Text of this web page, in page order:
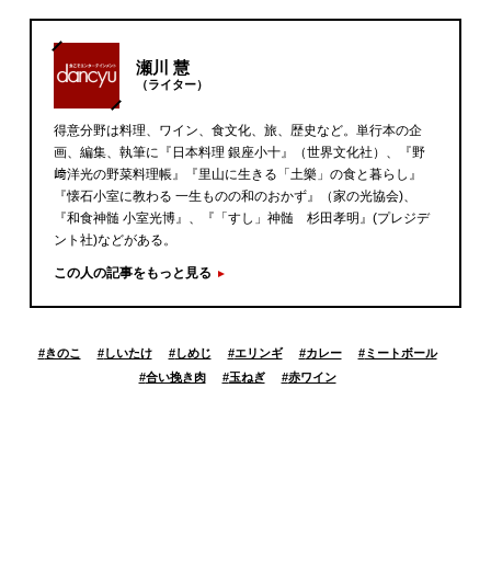
瀬川 慧
（ライター）
得意分野は料理、ワイン、食文化、旅、歴史など。単行本の企
画、編集、執筆に『日本料理 銀座小十』（世界文化社）、『野
﨑洋光の野菜料理帳』『里山に生きる「土樂」の食と暮らし』
『懐石小室に教わる 一生ものの和のおかず』（家の光協会)、
『和食神髄 小室光博』、『「すし」神髄 杉田孝明』(プレジデ
ント社)などがある。
この人の記事をもっと見る
#きのこ #しいたけ #しめじ #エリンギ #カレー #ミートボール
#合い挽き肉 #玉ねぎ #赤ワイン